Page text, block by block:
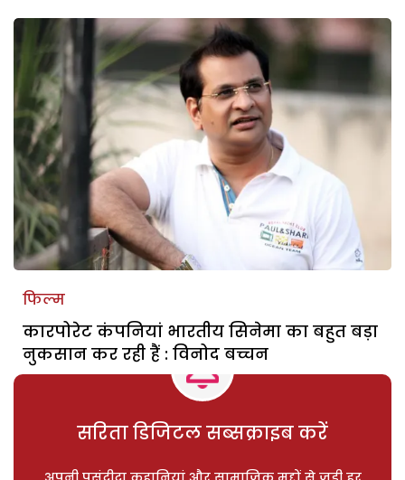
फिल्म
कारपोरेट कंपनियां भारतीय सिनेमा का बहुत बड़ा
नुकसान कर रही हैं : विनोद बच्चन
सरिता डिजिटल सब्सक्राइब करें